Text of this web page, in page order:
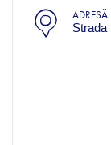
ADRESĂ
Strada